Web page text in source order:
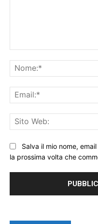
Salva il mio nome,
la prossima volta che